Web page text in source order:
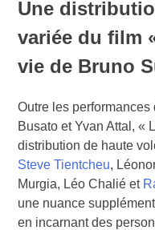
Une
variée du film
vie de Bruno
Outre les
Busato et Yvan Attal, «
distribution de haute
Steve Tientcheu,
Murgia, Léo Chalié et
une nuance
en incarnant des